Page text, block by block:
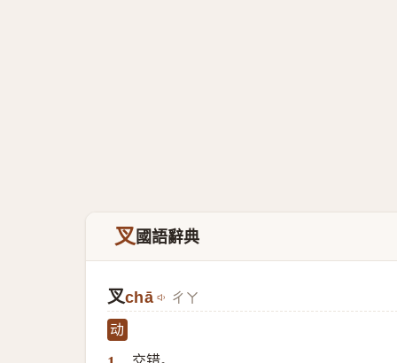
叉國語辭典
叉chā ㄔㄚ
动